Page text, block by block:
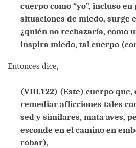
cuerpo como “yo”, incluso en
situaciones de miedo, surge
¿quién no rechazaría, como
inspira miedo, tal cuerpo
Entonces dice,
(VIII.122) (Este) cuerpo que,
remediar aflicciones tales
sed y similares, mata aves,
esconde en el camino en
robar),